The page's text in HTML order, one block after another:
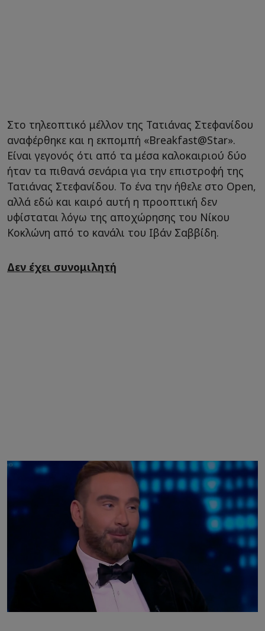
Στο τηλεοπτικό μέλλον της Τατιάνας Στεφανίδου
αναφέρθηκε και η εκπομπή «Breakfast@Star».
Είναι γεγονός ότι από τα μέσα καλοκαιριού δύο
ήταν τα πιθανά σενάρια για την επιστροφή της
Τατιάνας Στεφανίδου. Το ένα την ήθελε στο Open,
αλλά εδώ και καιρό αυτή η προοπτική δεν
υφίσταται λόγω της αποχώρησης του Νίκου
Κοκλώνη από το κανάλι του Ιβάν Σαββίδη.
Δεν έχει συνομιλητή